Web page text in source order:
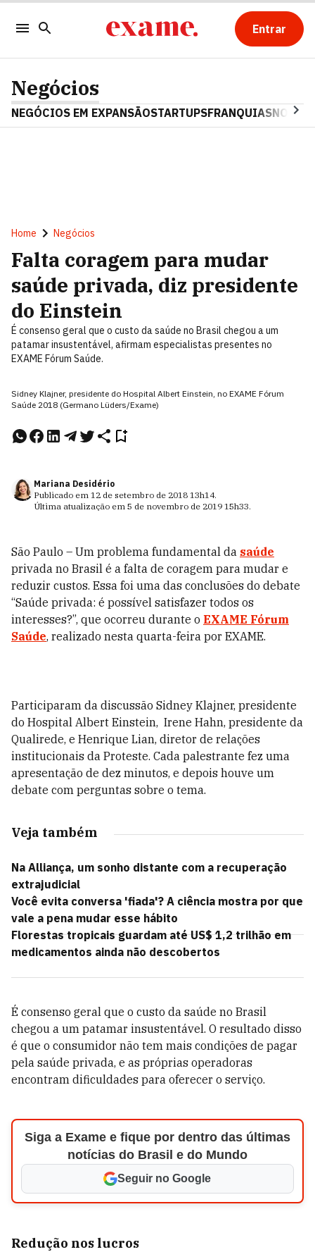
Entrar
Negócios
NEGÓCIOS EM EXPANSÃOSTARTUPSFRANQUIAS
Home Negócios
Falta coragem para mudar
saúde privada, diz presidente
do Einstein
É consenso geral que o custo da saúde no Brasil chegou a um
patamar insustentável, afirmam especialistas presentes no
EXAME Fórum Saúde.
Sidney Klajner, presidente do Hospital Albert Einstein, no EXAME Fórum
Saúde 2018 (Germano Lüders/Exame)
Mariana Desidério
Publicado em 12 de setembro de 2018 13h14.
Última atualização em 5 de novembro de 2019 15h33.
São Paulo – Um problema fundamental da saúde
privada no Brasil é a falta de coragem para mudar e
reduzir custos. Essa foi uma das conclusões do debate
“Saúde privada: é possível satisfazer todos os
interesses?”, que ocorreu durante o EXAME Fórum
Saúde, realizado nesta quarta-feira por EXAME.
Participaram da discussão Sidney Klajner, presidente
do Hospital Albert Einstein, Irene Hahn, presidente da
Qualirede, e Henrique Lian, diretor de relações
institucionais da Proteste. Cada palestrante fez uma
apresentação de dez minutos, e depois houve um
debate com perguntas sobre o tema.
Veja também
Na Alliança, um sonho distante com a recuperação
extrajudicial
Você evita conversa 'fiada'? A ciência mostra por que
vale a pena mudar esse hábito
Florestas tropicais guardam até US$ 1,2 trilhão em
medicamentos ainda não descobertos
É consenso geral que o custo da saúde no Brasil
chegou a um patamar insustentável. O resultado disso
é que o consumidor não tem mais condições de pagar
pela saúde privada, e as próprias operadoras
encontram dificuldades para oferecer o serviço.
Siga a Exame e fique por dentro das últimas
notícias do Brasil e do Mundo
Seguir no Google
Redução nos lucros